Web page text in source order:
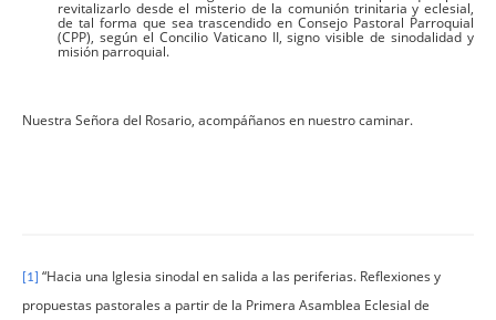
revitalizarlo desde el misterio de la comunión trinitaria y eclesial,
de tal forma que sea trascendido en Consejo Pastoral Parroquial
(CPP), según el Concilio Vaticano II, signo visible de sinodalidad y
misión parroquial.
Nuestra Señora del Rosario, acompáñanos en nuestro caminar.
[1] “Hacia una Iglesia sinodal en salida a las periferias. Reflexiones y
propuestas pastorales a partir de la Primera Asamblea Eclesial de